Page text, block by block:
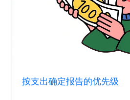
按支出确定报告的优先级